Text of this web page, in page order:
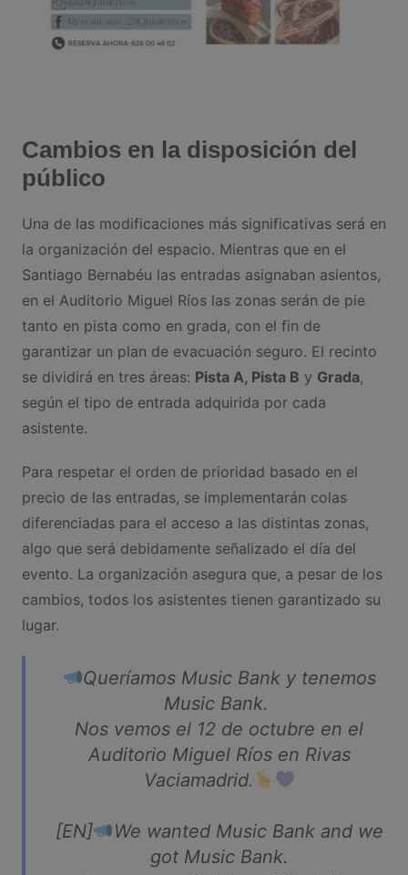
Cambios en la disposición del
público
Una de las modificaciones más significativas será en
la organización del espacio. Mientras que en el
Santiago Bernabéu las entradas asignaban asientos,
en el Auditorio Miguel Ríos las zonas serán de pie
tanto en pista como en grada, con el fin de
garantizar un plan de evacuación seguro. El recinto
se dividirá en tres áreas: Pista A, Pista B y Grada,
según el tipo de entrada adquirida por cada
asistente.
Para respetar el orden de prioridad basado en el
precio de las entradas, se implementarán colas
diferenciadas para el acceso a las distintas zonas,
algo que será debidamente señalizado el día del
evento. La organización asegura que, a pesar de los
cambios, todos los asistentes tienen garantizado su
lugar.
Queríamos Music Bank y tenemos
Music Bank.
Nos vemos el 12 de octubre en el
Auditorio Miguel Ríos en Rivas
Vaciamadrid.
[EN]
We wanted Music Bank and we
got Music Bank.